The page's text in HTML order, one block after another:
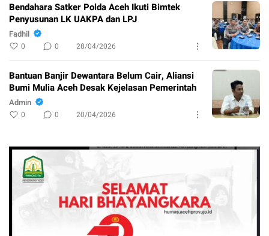
Bendahara Satker Polda Aceh Ikuti Bimtek
Penyusunan LK UAKPA dan LPJ
Fadhil
0 0 28/04/2026
Bantuan Banjir Dewantara Belum Cair, Aliansi
Bumi Mulia Aceh Desak Kejelasan Pemerintah
Admin
0 0 20/04/2026